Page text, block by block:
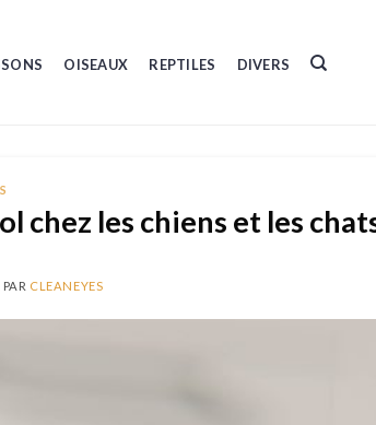
OISEAUX REPTILES DIVERS
les chiens et les
PAR CLEANEYES